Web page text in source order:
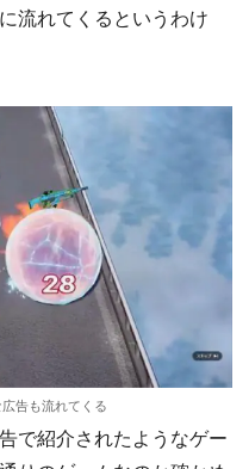
流れてくるというわけ
告も流れてくる
で紹介されたようなゲー